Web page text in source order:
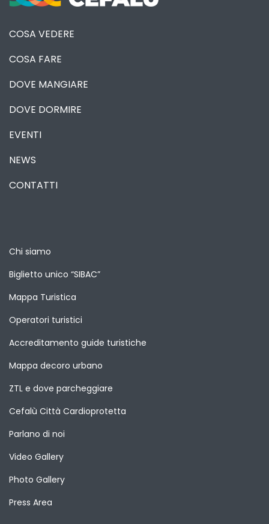
COSA VEDERE
COSA FARE
DOVE MANGIARE
DOVE DORMIRE
EVENTI
NEWS
CONTATTI
Chi siamo
Biglietto unico “SIBAC”
Mappa Turistica
Operatori turistici
Accreditamento guide turistiche
Mappa decoro urbano
ZTL e dove parcheggiare
Cefalù Città Cardioprotetta
Parlano di noi
Video Gallery
Photo Gallery
Press Area